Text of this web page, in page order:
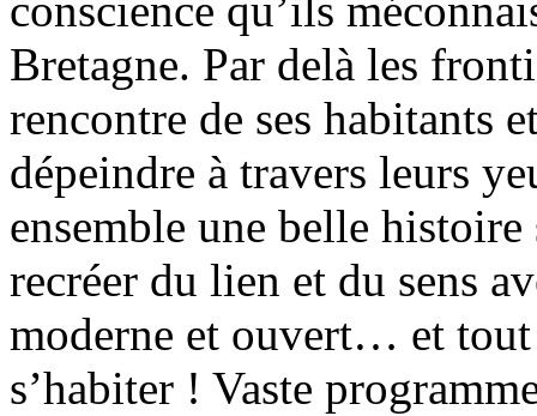
conscience qu’ils
Bretagne. Par delà les
rencontre de ses habitants
dépeindre à travers leurs
ensemble une belle
recréer du lien et du sens
moderne et ouvert… et
s’habiter ! Vaste